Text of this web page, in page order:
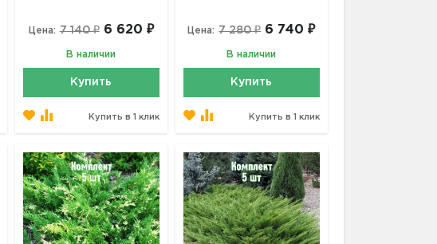
Цена: 7 140 ₽ 6 620 ₽
В наличии
Купить
Купить в 1 клик
Цена: 7 280 ₽ 6 740 ₽
В наличии
Купить
Купить в 1 клик